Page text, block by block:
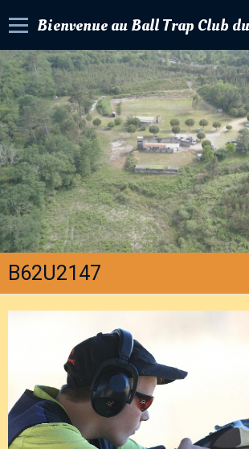
Bienvenue au Ball Trap Club
Accueil
Livre d'or
Album photos
Contact
Agenda
Forum
B62U2147